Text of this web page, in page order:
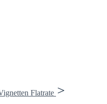
Flatrate